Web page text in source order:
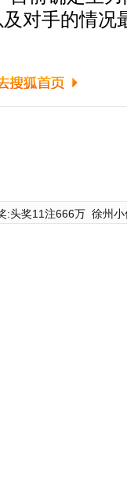
对手的情况
:头奖11注666万 徐州